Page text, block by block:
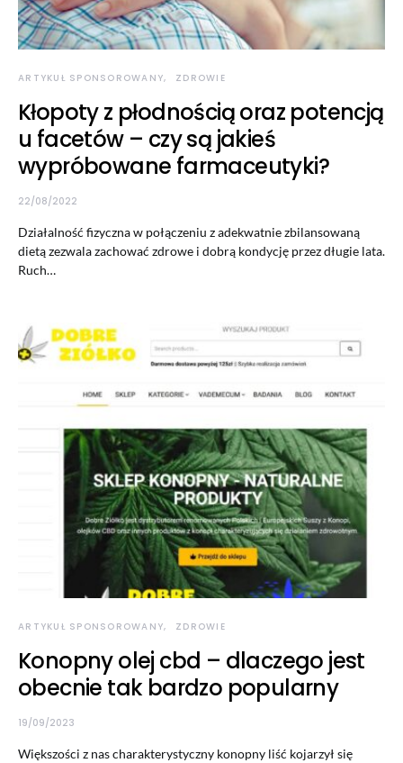
ARTYKUŁ SPONSOROWANY ZDROWIE
Kłopoty z płodnością oraz potencją
u facetów – czy są jakieś
wypróbowane farmaceutyki?
22/08/2022
Działalność fizyczna w połączeniu z adekwatnie zbilansowaną
dietą zezwala zachować zdrowe i dobrą kondycję przez długie lata.
Ruch…
ARTYKUŁ SPONSOROWANY ZDROWIE
Konopny olej cbd – dlaczego jest
obecnie tak bardzo popularny
19/09/2023
Większości z nas charakterystyczny konopny liść kojarzył się